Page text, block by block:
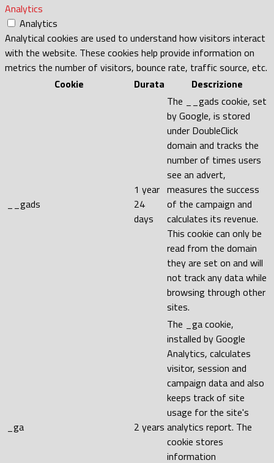
Analytics
Analytics
Analytical cookies are used to understand how visitors interact
with the website. These cookies help provide information on
metrics the number of visitors, bounce rate, traffic source, etc.
Cookie
Durata Descrizione
__gads
1 year
24
days
The __gads cookie, set
by Google, is stored
under DoubleClick
domain and tracks the
number of times users
see an advert,
measures the success
of the campaign and
calculates its revenue.
This cookie can only be
read from the domain
they are set on and will
not track any data while
browsing through other
sites.
_ga 2 years
The _ga cookie,
installed by Google
Analytics, calculates
visitor, session and
campaign data and also
keeps track of site
usage for the site's
analytics report. The
cookie stores
information